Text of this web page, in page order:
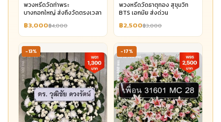
พวงหรีดวัดท่าพระ
บางกอกใหญ่ ส่งถึงวัดตรงเวลา
฿3,000฿4,000
พวงหรีดวัดธาตุทอง สุขุมวิท
BTS เอกมัย ส่งด่วน
฿2,500฿3,000
-13% -17%